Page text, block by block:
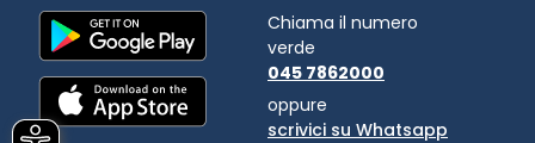
Chiama il numero
verde
045 7862000
oppure
scrivici su Whatsapp